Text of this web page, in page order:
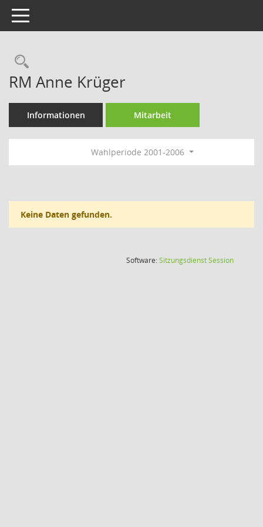
Toggle navigation
Rechercheauswahl
RM Anne Krüger
Informationen Mitarbeit
Wahlperiode 2001-2006
Keine Daten gefunden.
Software:SitzungsdienstSession(Wird in